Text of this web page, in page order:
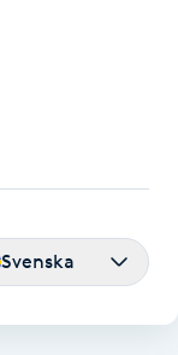
Svenska